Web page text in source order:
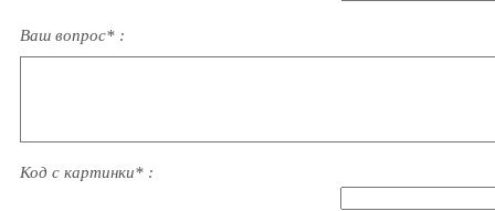
Ваш вопрос* :
Код с картинки* :